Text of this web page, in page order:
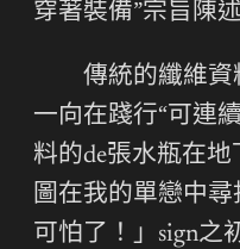
穿著裝備”宗旨陳
傳統的纖維資
一向在踐行“可連
料的de張水瓶在
圖在我的單戀中
可怕了！」sign之